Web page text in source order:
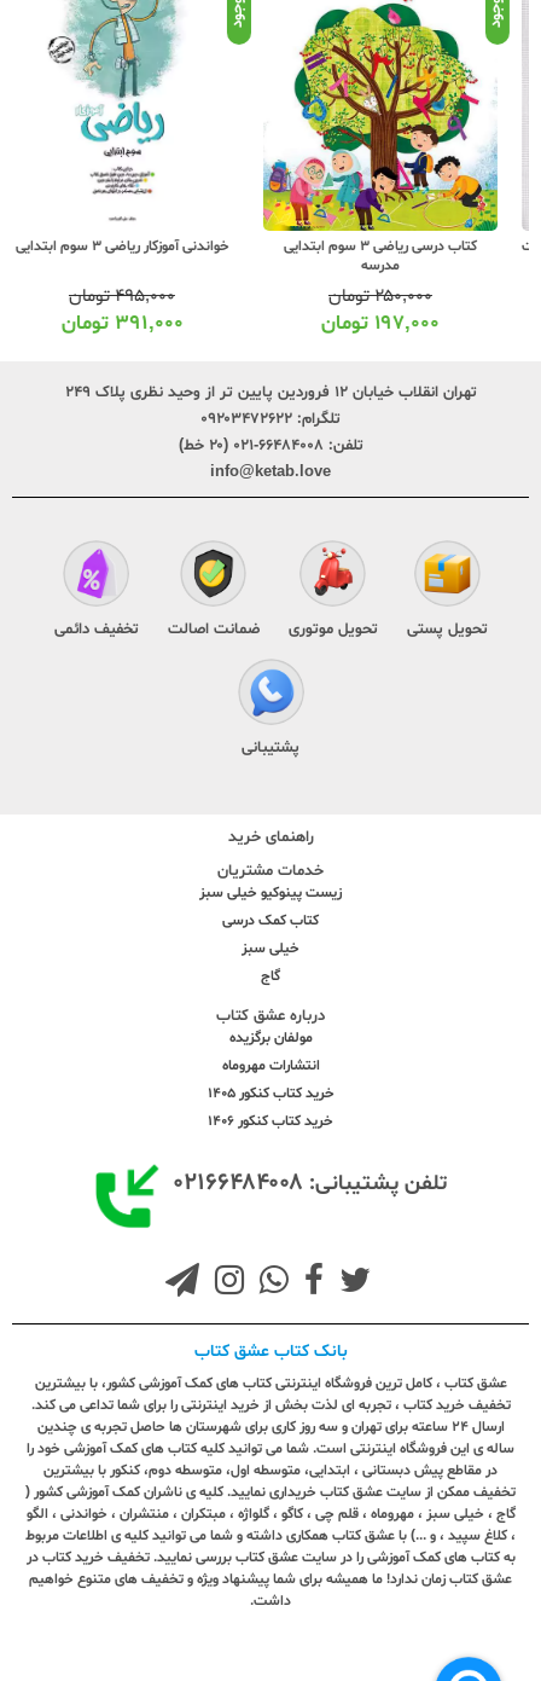
موجود
کتاب درسی ریاضی 3 سوم ابتدایی
مدرسه
۲۵۰,۰۰۰تومان
۱۹۷,۰۰۰تومان
خواندنی آموزکار ریاضی 3 سوم ابتدایی
۴۹۵,۰۰۰تومان
۳۹۱,۰۰۰تومان
تهران انقلاب خیابان ۱۲ فروردین پایین تر از وحید نظری پلاک ۲۴۹
تلگرام: ۰۹۲۰۳۴۷۲۶۲۲
تلفن: ۶۶۴۸۴۰۰۸-۰۲۱ (۲۰ خط)
info@ketab.love
تحویل پستی تحویل موتوری ضمانت اصالت تخفیف دائمی
پشتیبانی
راهنمای خرید
خدمات مشتریان
زیست پینوکیو خیلی سبز
کتاب کمک درسی
خیلی سبز
گاج
درباره عشق کتاب
مولفان برگزیده
انتشارات مهروماه
خرید کتاب کنکور 1405
خرید کتاب کنکور 1406
تلفن پشتیبانی: ۰۲۱۶۶۴۸۴۰۰۸
بانک کتاب عشق کتاب
عشق کتاب ، کامل ترین فروشگاه اینترنتی کتاب های کمک آموزشی کشور، با بیشترین
تخفیف خرید کتاب ، تجربه ای لذت بخش از خرید اینترنتی را برای شما تداعی می کند.
ارسال ٢٤ ساعته برای تهران و سه روز کاری برای شهرستان ها حاصل تجربه ی چندین
ساله ی این فروشگاه اینترنتی است. شما می توانید کلیه کتاب های کمک آموزشی خود را
در مقاطع پیش دبستانی ، ابتدایی، متوسطه اول، متوسطه دوم، کنکور با بیشترین
تخفیف ممکن از سایت عشق کتاب خریداری نمایید. کلیه ی ناشران کمک آموزشی کشور (
گاج ، خیلی سبز ، مهروماه ، قلم چی ، کاگو ، گلواژه ، مبتکران ، منتشران ، خواندنی ، الگو
، کلاغ سپید ، و ...) با عشق کتاب همکاری داشته و شما می توانید کلیه ی اطلاعات مربوط
به کتاب های کمک آموزشی را در سایت عشق کتاب بررسی نمایید. تخفیف خرید کتاب در
عشق کتاب زمان ندارد! ما همیشه برای شما پیشنهاد ویژه و تخفیف های متنوع خواهیم
داشت.